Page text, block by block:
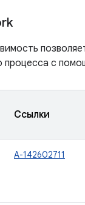
процесса с
Ссылки
A-142602711